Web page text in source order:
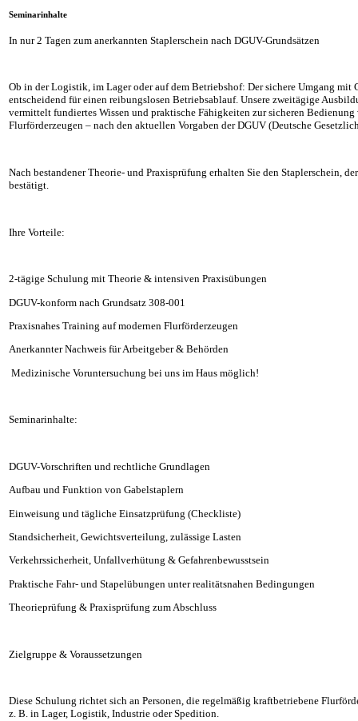
Seminarinhalte
In nur 2 Tagen zum anerkannten Staplerschein nach DGUV-Grundsätzen
Ob in der Logistik, im Lager oder auf dem Betriebshof: Der sichere Umgang mit
entscheidend für einen reibungslosen Betriebsablauf. Unsere zweitägige
vermittelt fundiertes Wissen und praktische Fähigkeiten zur sicheren
Flurförderzeugen – nach den aktuellen Vorgaben der DGUV (Deutsche
Nach bestandener Theorie- und Praxisprüfung erhalten Sie den Staplerschein,
bestätigt.
Ihre Vorteile:
2-tägige Schulung mit Theorie & intensiven Praxisübungen
DGUV-konform nach Grundsatz 308-001
Praxisnahes Training auf modernen Flurförderzeugen
Anerkannter Nachweis für Arbeitgeber & Behörden
Medizinische Voruntersuchung bei uns im Haus möglich!
Seminarinhalte:
DGUV-Vorschriften und rechtliche Grundlagen
Aufbau und Funktion von Gabelstaplern
Einweisung und tägliche Einsatzprüfung (Checkliste)
Standsicherheit, Gewichtsverteilung, zulässige Lasten
Verkehrssicherheit, Unfallverhütung & Gefahrenbewusstsein
Praktische Fahr- und Stapelübungen unter realitätsnahen Bedingungen
Theorieprüfung & Praxisprüfung zum Abschluss
Zielgruppe & Voraussetzungen
Diese Schulung richtet sich an Personen, die regelmäßig kraftbetriebene
z. B. in Lager, Logistik, Industrie oder Spedition.